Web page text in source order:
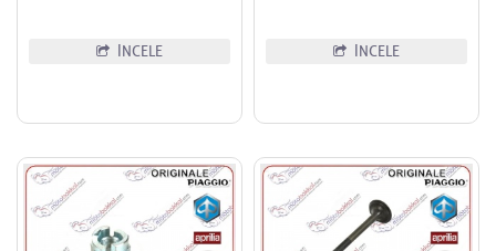
İNCELE İNCELE